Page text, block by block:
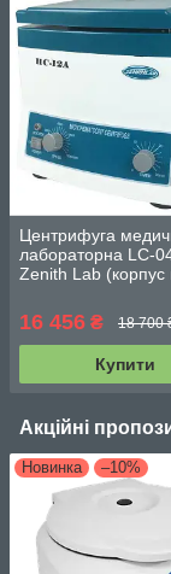
Центрифуга
лабораторна LC-
Zenith Lab (корпус
16 456 ₴ 18 700
Купити
Акційні
Новинка –10%